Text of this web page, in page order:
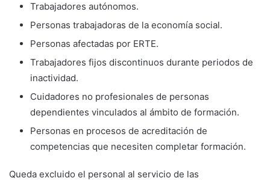
Trabajadores autónomos.
Personas trabajadoras de la economía social.
Personas afectadas por ERTE.
Trabajadores fijos discontinuos durante periodos de
inactividad.
Cuidadores no profesionales de personas
dependientes vinculados al ámbito de formación.
Personas en procesos de acreditación de
competencias que necesiten completar formación.
Queda excluido el personal al servicio de las